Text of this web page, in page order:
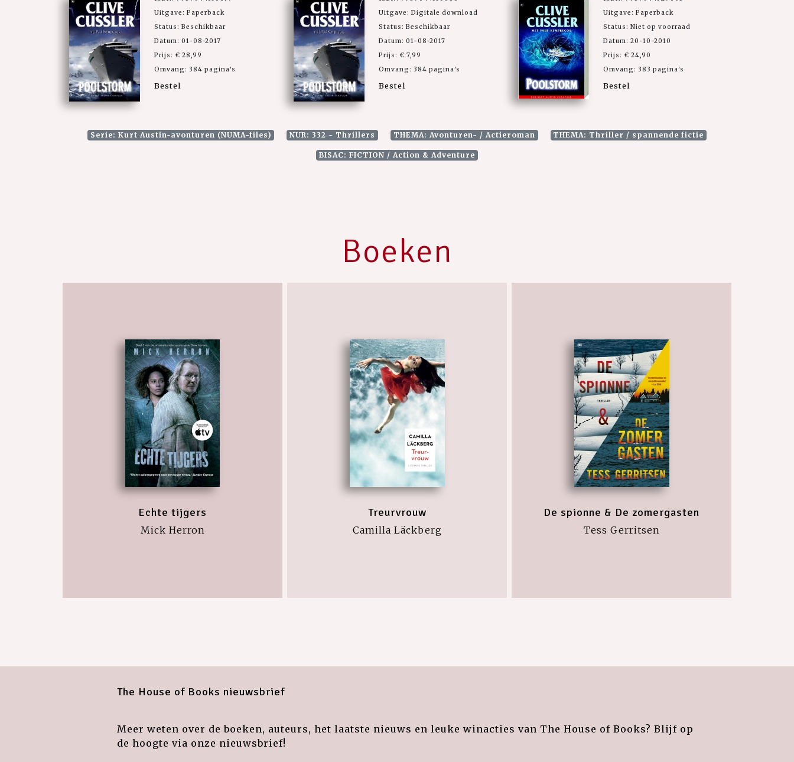
Uitgave: Paperback
Status: Beschikbaar
Datum: 01-08-2017
Prijs: € 28,99
Omvang: 384 pagina's
Bestel
Uitgave: Digitale download
Status: Beschikbaar
Datum: 01-08-2017
Prijs: € 7,99
Omvang: 384 pagina's
Bestel
Uitgave: Paperback
Status: Niet op voorraad
Datum: 20-10-2010
Prijs: € 24,90
Omvang: 383 pagina's
Bestel
Serie: Kurt Austin-avonturen (NUMA-files) NUR: 332 - Thrillers THEMA: Avonturen- / Actieroman THEMA: Thriller / spannende fictie
BISAC: FICTION / Action & Adventure
Boeken
Echte tijgers
Mick Herron
Treurvrouw
Camilla Läckberg
De spionne & De zomergasten
Tess Gerritsen
The House of Books nieuwsbrief
Meer weten over de boeken, auteurs, het laatste nieuws en leuke winacties van The House of Books? Blijf op
de hoogte via onze nieuwsbrief!